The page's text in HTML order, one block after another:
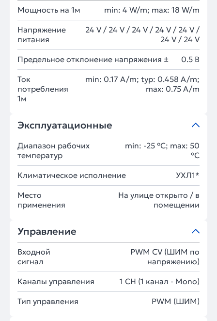
Мощность на 1м min: 4 W/m; max: 18 W/m
Напряжение
питания
24 V / 24 V / 24 V / 24 V / 24 V /
24 V / 24 V
Предельное отклонение напряжения ± 0.5 В
Ток
потребления
1м
min: 0.17 A/m; typ: 0.458 A/m;
max: 0.75 A/m
Эксплуатационные
Диапазон рабочих
температур
min: -25 °C; max: 50
°C
Климатическое исполнение УХЛ1*
Место
применения
На улице открыто / в
помещении
Управление
Входной
сигнал
PWM СV (ШИМ по
напряжению)
Каналы управления 1 CH (1 канал - Mono)
Тип управления PWM (ШИМ)